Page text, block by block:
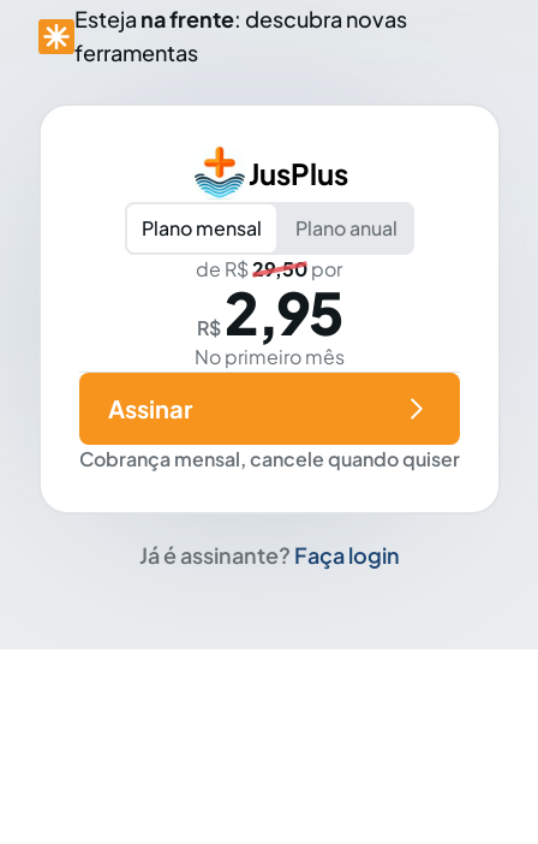
Esteja na frente: descubra novas
ferramentas
JusPlus
Plano mensal
Plano anual
de R$29,50por
R$ 2,95
No primeiro mês
Cobrança mensal, cancele quando quiser
Assinar
Já é assinante? Faça login